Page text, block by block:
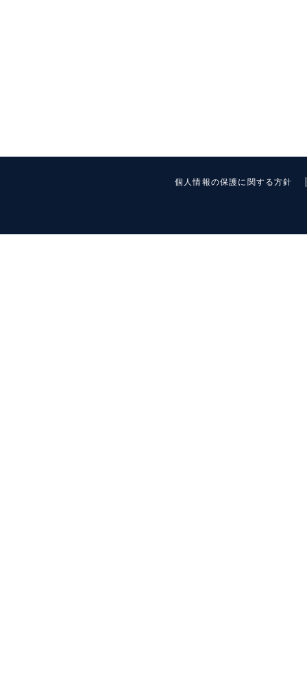
個人情報の保護に関する方針